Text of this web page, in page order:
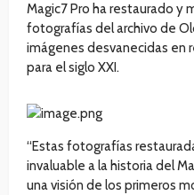
Magic7 Pro ha restaurado y
fotografías del archivo de
imágenes desvanecidas en
para el siglo XXI.
“Estas fotografías
invaluable a la historia del
una visión de los primeros